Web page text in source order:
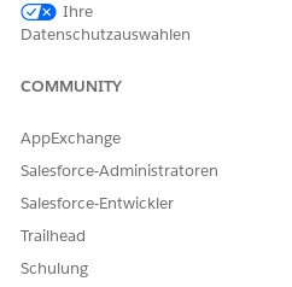
Textbereichsfelder werden
werden nur Auswahllisten- und
Einzelauswahl unterstützt.
SIEHE AUCH:
Salesforce-Hilfe: Definieren
Ihre
Datenschutzauswahlen
COMMUNITY
AppExchange
Salesforce-Administratoren
Salesforce-Entwickler
Trailhead
Schulung